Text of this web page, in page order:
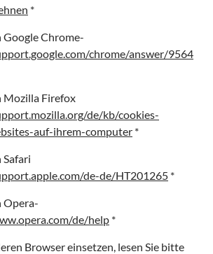
*
Chrome-
chrome/answer/9564
Firefox
de/kb/cookies-
auf-ihrem-computer *
de-de/HT201265 *
Opera-
de/help *
Browser einsetzen, lesen Sie bitte